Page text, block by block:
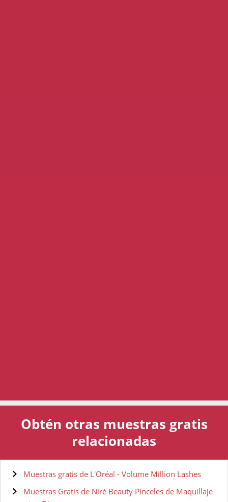
Obtén otras muestras gratis
relacionadas
Muestras gratis de L'Oréal - Volume Million Lashes
Muestras Gratis de Niré Beauty Pinceles de Maquillaje